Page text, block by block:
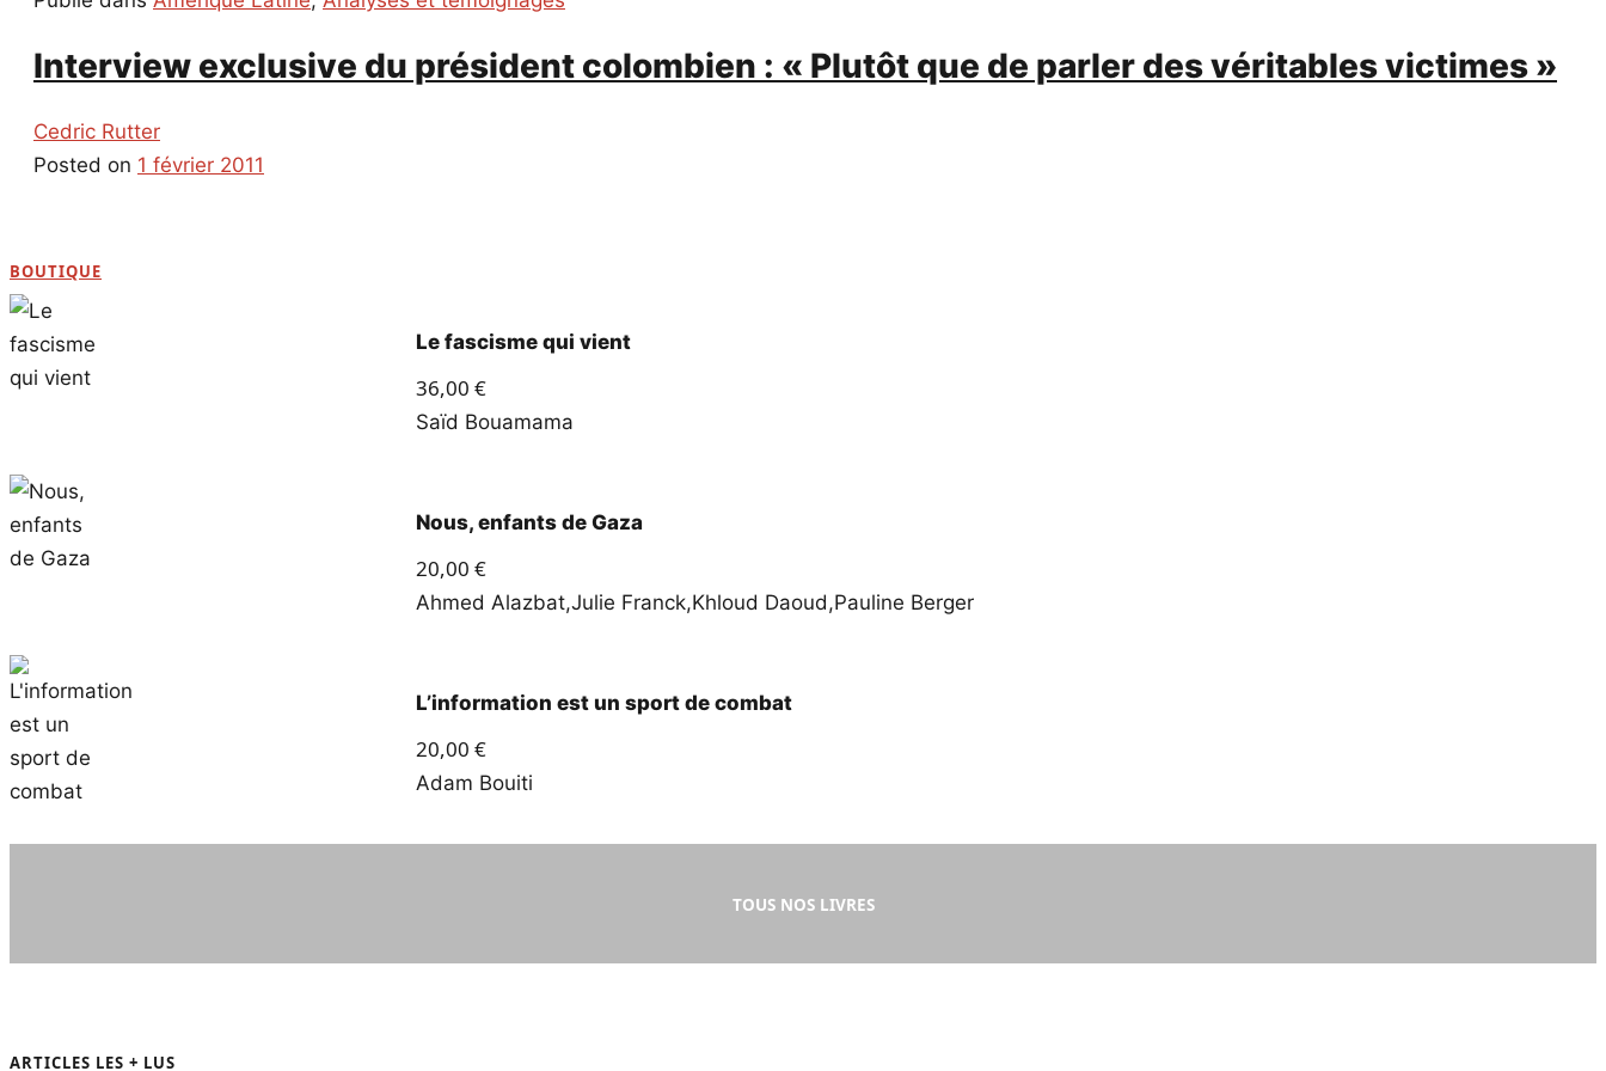
Interview exclusive du président colombien : « Plutôt que de parler des véritables victimes »
Cedric Rutter
Posted on 1 février 2011
BOUTIQUE
Le fascisme qui vient
36,00 €
Saïd Bouamama
Nous, enfants de Gaza
20,00 €
Ahmed Alazbat,Julie Franck,Khloud Daoud,Pauline Berger
L’information est un sport de combat
20,00 €
Adam Bouiti
TOUS NOS LIVRES
ARTICLES LES + LUS